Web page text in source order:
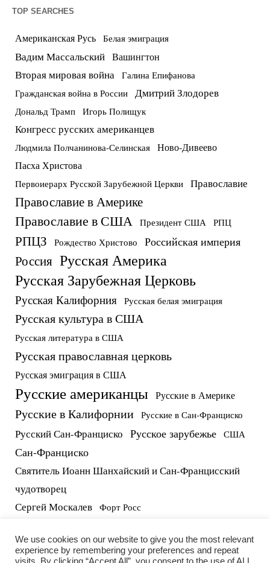
TOP SEARCHES
Американская Русь Белая эмиграция
Вадим Массальский Вашингтон
Вторая мировая война
Галина Епифанова
Гражданская война в России Дмитрий Злодорев
Дональд Трамп Игорь Полищук
Конгресс русских американцев
Людмила Полчанинова-Селинская Ново-Дивеево
Пасха Христова
Первоиерарх Русской Зарубежной Церкви Православие
Православие в Америке
Православие в США Президент США РПЦ
РПЦЗ Рождество Христово Российская империя
Россия Русская Америка
Русская Зарубежная Церковь
Русская Калифорния Русская белая эмиграция
Русская культура в США
Русская литература в США
Русская православная церковь
Русская эмиграция в США
Русские американцы Русские в Америке
Русские в Калифорнии Русские в Сан-Франциско
Русский Сан-Франциско Русское зарубежье США
Сан-Франциско
Святитель Иоанн Шанхайский и Сан-Францисский
чудотворец
Сергей Москалев Форт Росс
We use cookies on our website to give you the most relevant
experience by remembering your preferences and repeat